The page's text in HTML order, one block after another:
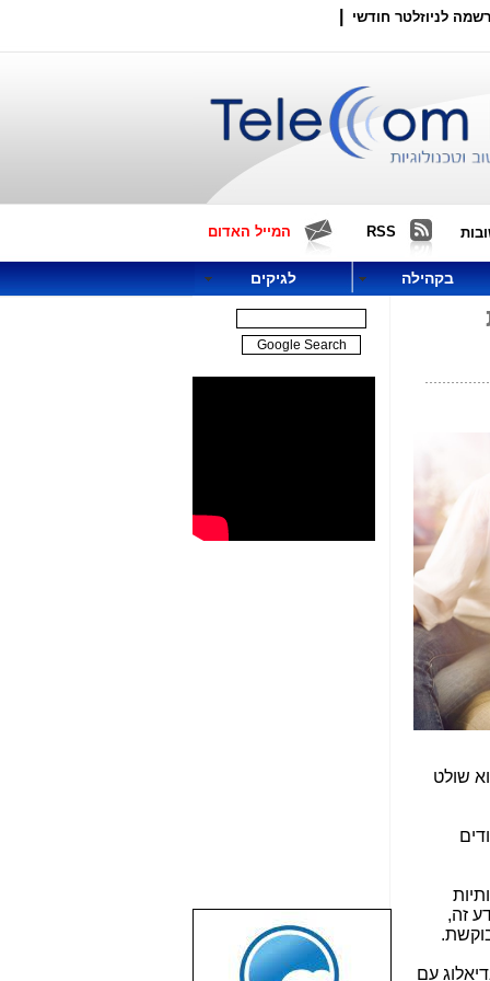
לניוזלטר חודשי
RSS המייל האדום
בקהילה לגיקים
שולט
זה,
עם
שבוע טוב לכל
הגולשים באשר